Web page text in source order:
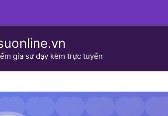
gia sư dạy kèm trực tuyến